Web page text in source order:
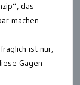
das
machen
ist nur,
Gagen